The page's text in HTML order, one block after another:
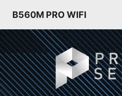
B560M PRO WIFI